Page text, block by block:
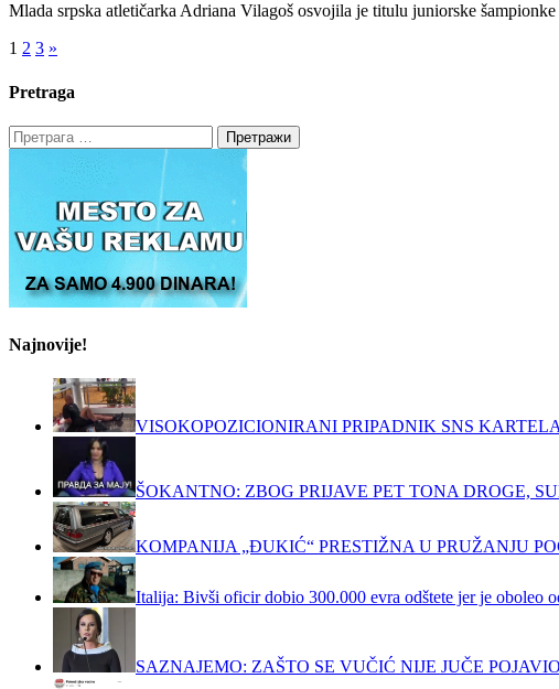
Mlada srpska atletičarka Adriana Vilagoš osvojila je titulu juniorske
Пагинација
чланака
1 2 3 »
Pretraga
Претрага
за:
Najnovije!
VISOKOPOZICIONIRANI PRIPADNIK SNS
ŠOKANTNO: ZBOG PRIJAVE PET TONA DROGE,
KOMPANIJA „ĐUKIĆ“ PRESTIŽNA U PRUŽANJU
Italija: Bivši oficir dobio 300.000 evra odštete jer je oboleo
SAZNAJEMO: ZAŠTO SE VUČIĆ NIJE JUČE